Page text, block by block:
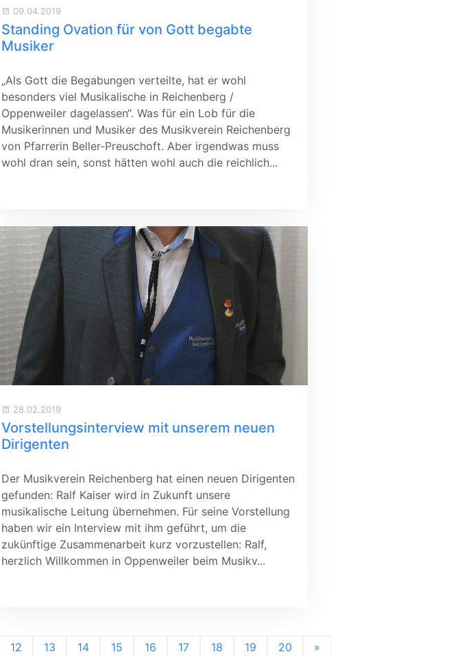
09.04.2019
Standing Ovation für von Gott begabte
Musiker
„Als Gott die Begabungen verteilte, hat er wohl
besonders viel Musikalische in Reichenberg /
Oppenweiler dagelassen“. Was für ein Lob für die
Musikerinnen und Musiker des Musikverein Reichenberg
von Pfarrerin Beller-Preuschoft. Aber irgendwas muss
wohl dran sein, sonst hätten wohl auch die reichlich...
28.02.2019
Vorstellungsinterview mit unserem neuen
Dirigenten
Der Musikverein Reichenberg hat einen neuen Dirigenten
gefunden: Ralf Kaiser wird in Zukunft unsere
musikalische Leitung übernehmen. Für seine Vorstellung
haben wir ein Interview mit ihm geführt, um die
zukünftige Zusammenarbeit kurz vorzustellen: Ralf,
herzlich Willkommen in Oppenweiler beim Musikv...
12 13 14 15 16 17 18 19 20 »